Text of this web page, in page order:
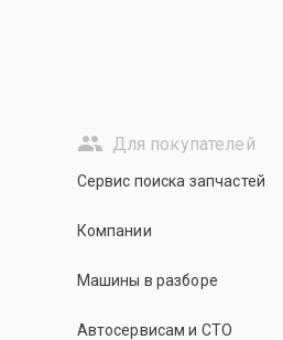
Для покупателей
Сервис поиска запчастей
Компании
Машины в разборе
Автосервисам и СТО